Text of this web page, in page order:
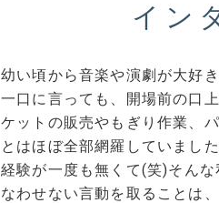
イン
幼い頃から音楽や演劇が大好
一口に言っても、開場前の口
ケットの販売やもぎり作業、
とはほぼ全部網羅していまし
経験が一度も無くて(笑)そん
なわせない言動を取ることは